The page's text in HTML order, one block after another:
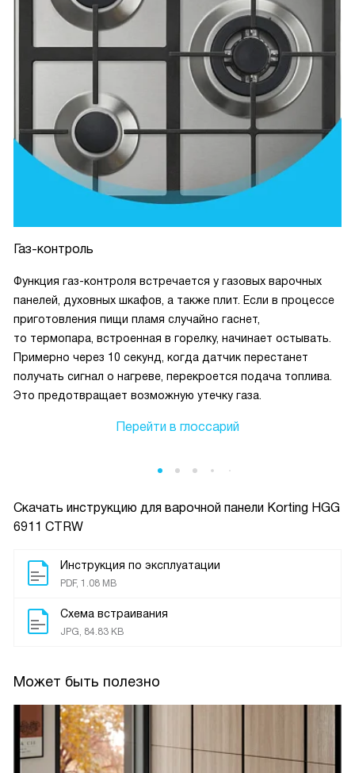
Скачать инструкцию для варочной панели Korting HGG
6911 CTRW
Инструкция по эксплуатации
PDF, 1.08 MB
Схема встраивания
JPG, 84.83 KB
Может быть полезно
Газ-контроль
Функция газ-контроля встречается у газовых варочных
панелей, духовных шкафов, а также плит. Если в процессе
приготовления пищи пламя случайно гаснет,
то термопара, встроенная в горелку, начинает остывать.
Примерно через 10 секунд, когда датчик перестанет
получать сигнал о нагреве, перекроется подача топлива.
Это предотвращает возможную утечку газа.
Перейти в глоссарий